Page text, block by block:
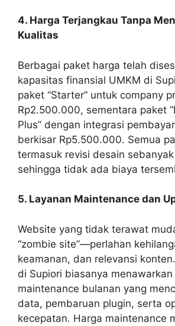
4. Harga Terjangkau Tanpa
Kualitas
Berbagai paket harga telah
kapasitas finansial UMKM di
paket “Starter” untuk company
Rp2.500.000, sementara paket
Plus” dengan integrasi
berkisar Rp5.500.000. Semua
termasuk revisi desain
sehingga tidak ada biaya
5. Layanan Maintenance dan
Website yang tidak terawat
“zombie site”—perlahan
keamanan, dan relevansi
di Supiori biasanya
maintenance bulanan yang
data, pembaruan plugin, serta
kecepatan. Harga maintenance